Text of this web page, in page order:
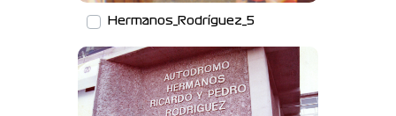
Hermanos_Rodríguez_5